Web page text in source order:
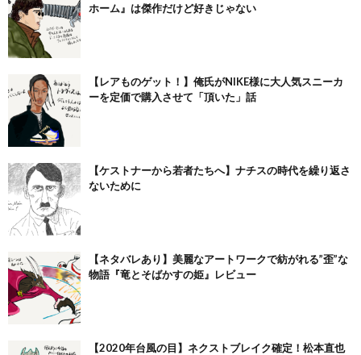
ホーム』は傑作だけど好きじゃない
【レアものゲット！】俺氏がNIKE様に大人気スニーカ
ーを定価で購入させて「頂いた」話
【ケストナーから若者たちへ】ナチスの時代を繰り返さ
ないために
【ネタバレあり】美麗なアートワークで紡がれる”歪”な
物語『竜とそばかすの姫』レビュー
【2020年台風の目】ネクストブレイク確定！松本直也